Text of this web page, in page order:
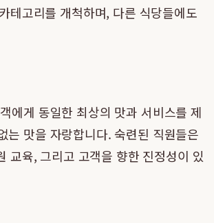
테고리를 개척하며, 다른 식당들에도
에게 동일한 최상의 맛과 서비스를 제
는 맛을 자랑합니다. 숙련된 직원들은
교육, 그리고 고객을 향한 진정성이 있